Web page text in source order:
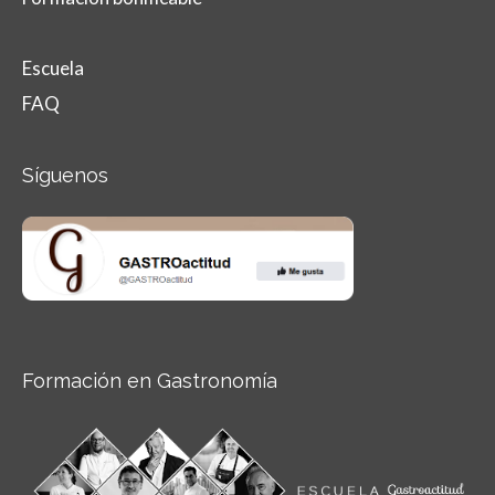
Escuela
FAQ
Síguenos
Formación en Gastronomía